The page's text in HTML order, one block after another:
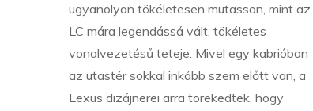
ugyanolyan tökéletesen mutasson, mint az
LC mára legendássá vált, tökéletes
vonalvezetésű teteje. Mivel egy kabrióban
az utastér sokkal inkább szem előtt van, a
Lexus dizájnerei arra törekedtek, hogy